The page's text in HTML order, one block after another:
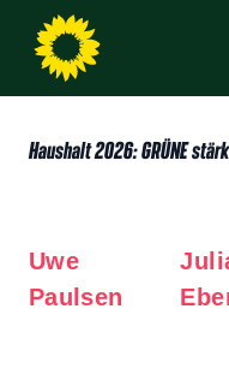
Haushalt 2026: GRÜNE
Uwe
Paulsen